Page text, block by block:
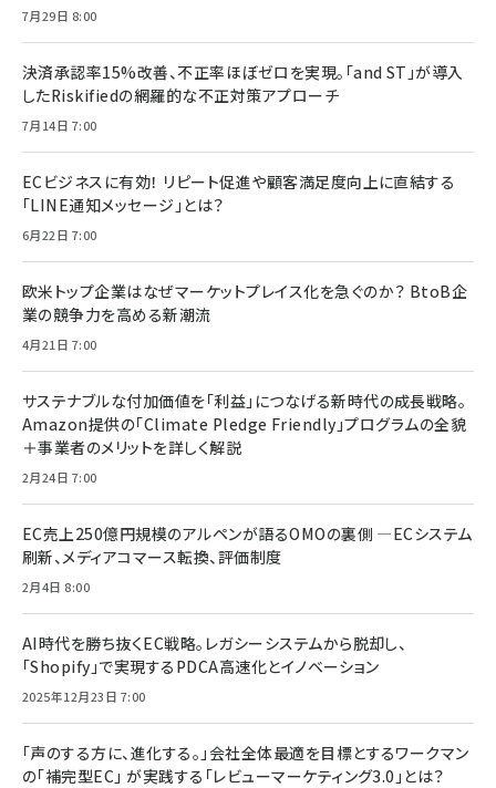
7月29日 8:00
決済承認率15%改善、不正率ほぼゼロを実現。「and ST」が導入
したRiskifiedの網羅的な不正対策アプローチ
7月14日 7:00
ECビジネスに有効！ リピート促進や顧客満足度向上に直結する
「LINE通知メッセージ」とは？
6月22日 7:00
欧米トップ企業はなぜマーケットプレイス化を急ぐのか？ BtoB企
業の競争力を高める新潮流
4月21日 7:00
サステナブルな付加価値を「利益」につなげる新時代の成長戦略。
Amazon提供の「Climate Pledge Friendly」プログラムの全貌
＋事業者のメリットを詳しく解説
2月24日 7:00
EC売上250億円規模のアルペンが語るOMOの裏側 ―ECシステム
刷新、メディアコマース転換、評価制度
2月4日 8:00
AI時代を勝ち抜くEC戦略。レガシーシステムから脱却し、
「Shopify」で実現するPDCA高速化とイノベーション
2025年12月23日 7:00
「声のする方に、進化する。」会社全体最適を目標とするワークマン
の「補完型EC」 が実践する「レビューマーケティング3.0」とは？